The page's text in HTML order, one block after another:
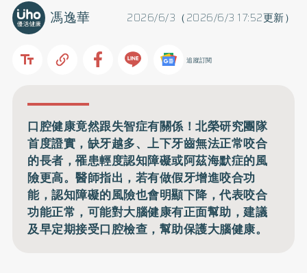
2026/6/3（2026/6/3 17:52更新）
馮逸華
追蹤訂閱
口腔健康竟然跟失智症有關係！北榮研究團隊
首度證實，缺牙越多、上下牙齒無法正常咬合
的長者，罹患輕度認知障礙或阿茲海默症的風
險更高。醫師指出，若有做假牙增進咬合功
能，認知障礙的風險也會明顯下降，代表咬合
功能正常，可能對大腦健康有正面幫助，建議
及早定期接受口腔檢查，幫助保護大腦健康。